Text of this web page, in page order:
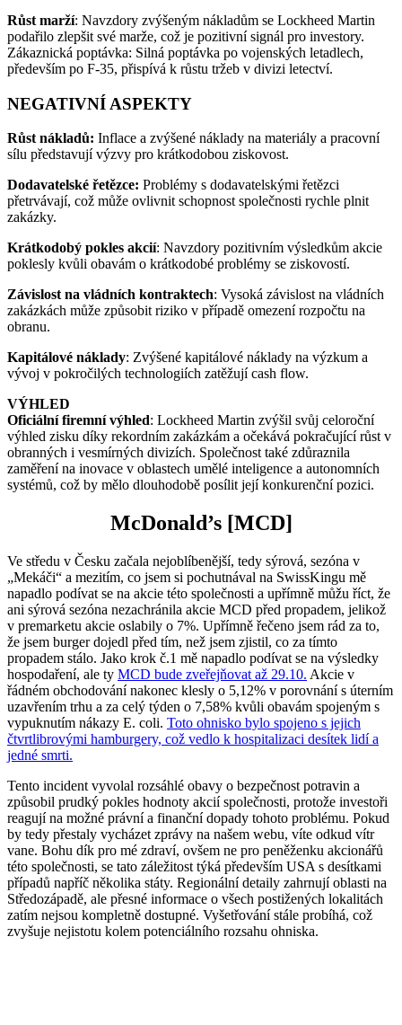
Růst marží: Navzdory zvýšeným nákladům se Lockheed Martin
podařilo zlepšit své marže, což je pozitivní signál pro investory​.
Zákaznická poptávka: Silná poptávka po vojenských letadlech,
především po F-35, přispívá k růstu tržeb v divizi letectví.
NEGATIVNÍ ASPEKTY
Růst nákladů: Inflace a zvýšené náklady na materiály a pracovní
sílu představují výzvy pro krátkodobou ziskovost.
Dodavatelské řetězce: Problémy s dodavatelskými řetězci
přetrvávají, což může ovlivnit schopnost společnosti rychle plnit
zakázky.
Krátkodobý pokles akcií: Navzdory pozitivním výsledkům akcie
poklesly kvůli obavám o krátkodobé problémy se ziskovostí​.
Závislost na vládních kontraktech: Vysoká závislost na vládních
zakázkách může způsobit riziko v případě omezení rozpočtu na
obranu.
Kapitálové náklady: Zvýšené kapitálové náklady na výzkum a
vývoj v pokročilých technologiích zatěžují cash flow​.
VÝHLED
Oficiální firemní výhled: Lockheed Martin zvýšil svůj celoroční
výhled zisku díky rekordním zakázkám a očekává pokračující růst v
obranných i vesmírných divizích. Společnost také zdůraznila
zaměření na inovace v oblastech umělé inteligence a autonomních
systémů, což by mělo dlouhodobě posílit její konkurenční pozici​.
McDonald’s [MCD]
Ve středu v Česku začala nejoblíbenější, tedy sýrová, sezóna v
„Mekáči“ a mezitím, co jsem si pochutnával na SwissKingu mě
napadlo podívat se na akcie této společnosti a upřímně můžu říct, že
ani sýrová sezóna nezachránila akcie MCD před propadem, jelikož
v premarketu akcie oslabily o 7%. Upřímně řečeno jsem rád za to,
že jsem burger dojedl před tím, než jsem zjistil, co za tímto
propadem stálo. Jako krok č.1 mě napadlo podívat se na výsledky
hospodaření, ale ty MCD bude zveřejňovat až 29.10. Akcie v
řádném obchodování nakonec klesly o 5,12% v porovnání s úterním
uzavřením trhu a za celý týden o 7,58% kvůli obavám spojeným s
vypuknutím nákazy E. coli. Toto ohnisko bylo spojeno s jejich
čtvrtlibrovými hamburgery, což vedlo k hospitalizaci desítek lidí a
jedné smrti.
Tento incident vyvolal rozsáhlé obavy o bezpečnost potravin a
způsobil prudký pokles hodnoty akcií společnosti, protože investoři
reagují na možné právní a finanční dopady tohoto problému. Pokud
by tedy přestaly vycházet zprávy na našem webu, víte odkud vítr
vane. Bohu dík pro mé zdraví, ovšem ne pro peněženku akcionářů
této společnosti, se tato záležitost týká především USA s desítkami
případů napříč několika státy. Regionální detaily zahrnují oblasti na
Středozápadě, ale přesné informace o všech postižených lokalitách
zatím nejsou kompletně dostupné. Vyšetřování stále probíhá, což
zvyšuje nejistotu kolem potenciálního rozsahu ohniska.